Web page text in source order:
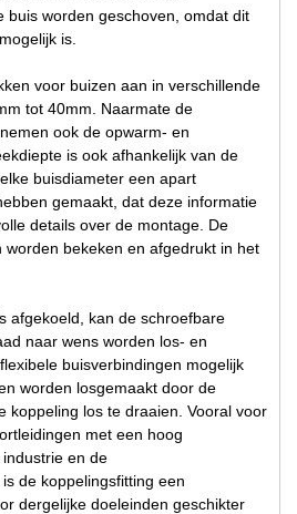
buis worden geschoven, omdat dit
is.
voor buizen aan in verschillende
tot 40mm. Naarmate de
ook de opwarm- en
is ook afhankelijk van de
buisdiameter een apart
gemaakt, dat deze informatie
details over de montage. De
bekeken en afgedrukt in het
afgekoeld, kan de schroefbare
naar wens worden los- en
buisverbindingen mogelijk
worden losgemaakt door de
koppeling los te draaien. Vooral voor
met een hoog
en de
de koppelingsfitting een
dergelijke doeleinden geschikter